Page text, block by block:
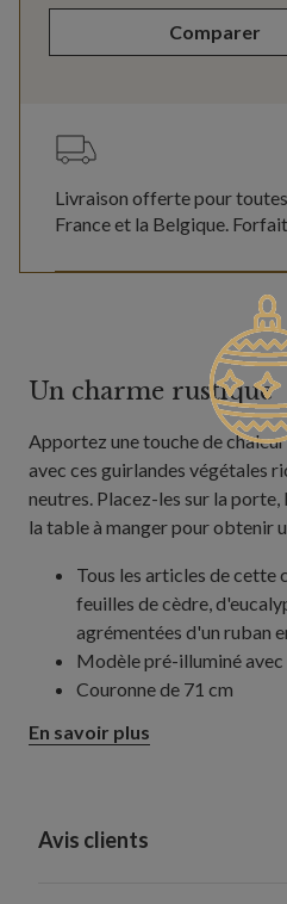
Comparer
Livraison offerte pour
France et la Belgique.
Un charme rustique
Apportez une touche de
avec ces guirlandes végétales
neutres. Placez-les sur la porte,
la table à manger pour obtenir
Tous les articles de cette
feuilles de cèdre,
agrémentées d'un ruban
Modèle pré-illuminé avec
Couronne de 71 cm
Requiert 3 piles de
Fonctionne avec 3
En savoir plus
Avis clients